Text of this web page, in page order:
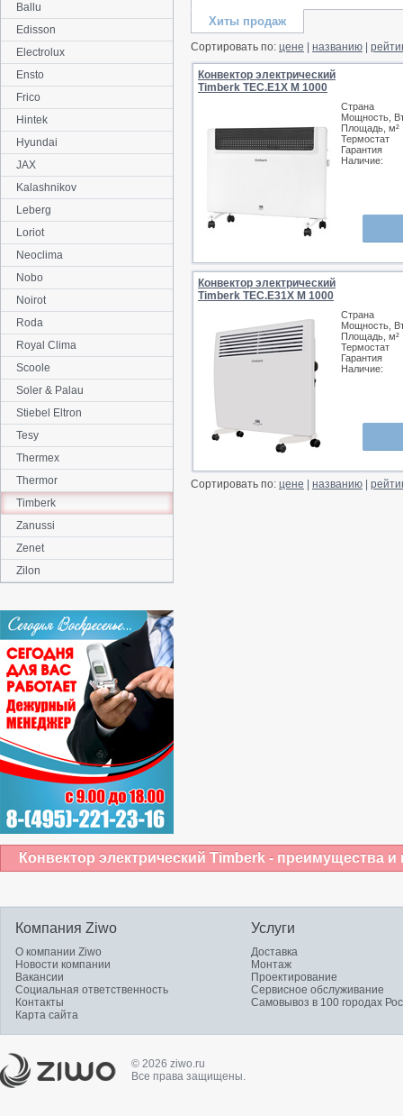
Хиты продаж
Сортировать по: цене названию
Конвектор электрический
Timberk TEC.E1X M 1000
Страна
Мощность,
Площадь, м²
Термостат
Гарантия
Наличие:
Конвектор электрический
Timberk TEC.E31X M 1000
Страна
Мощность,
Площадь, м²
Термостат
Гарантия
Наличие:
Сортировать по: цене названию
Ballu
Edisson
Electrolux
Ensto
Frico
Hintek
Hyundai
JAX
Kalashnikov
Leberg
Loriot
Neoclima
Nobo
Noirot
Roda
Royal Clima
Scoole
Soler & Palau
Stiebel Eltron
Tesy
Thermex
Thermor
Timberk
Zanussi
Zenet
Zilon
Конвектор электрический Timberk - преимущества и
Компания Ziwo
О компании Ziwo
Новости компании
Вакансии
Социальная ответственность
Контакты
Карта сайта
Услуги
Доставка
Монтаж
Проектирование
Сервисное обслуживание
Самовывоз в 100 городах
© 2026 ziwo.ru
Все права защищены.